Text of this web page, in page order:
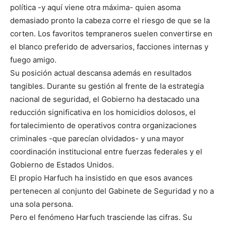
política -y aquí viene otra máxima- quien asoma
demasiado pronto la cabeza corre el riesgo de que se la
corten. Los favoritos tempraneros suelen convertirse en
el blanco preferido de adversarios, facciones internas y
fuego amigo.
Su posición actual descansa además en resultados
tangibles. Durante su gestión al frente de la estrategia
nacional de seguridad, el Gobierno ha destacado una
reducción significativa en los homicidios dolosos, el
fortalecimiento de operativos contra organizaciones
criminales -que parecían olvidados- y una mayor
coordinación institucional entre fuerzas federales y el
Gobierno de Estados Unidos.
El propio Harfuch ha insistido en que esos avances
pertenecen al conjunto del Gabinete de Seguridad y no a
una sola persona.
Pero el fenómeno Harfuch trasciende las cifras. Su